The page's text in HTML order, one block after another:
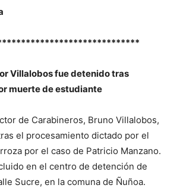
Villalobos fue detenido tras
muerte de estudiante
de Carabineros, Bruno Villalobos,
el procesamiento dictado por el
por el caso de Patricio Manzano.
en el centro de detención de
Sucre, en la comuna de Ñuñoa.